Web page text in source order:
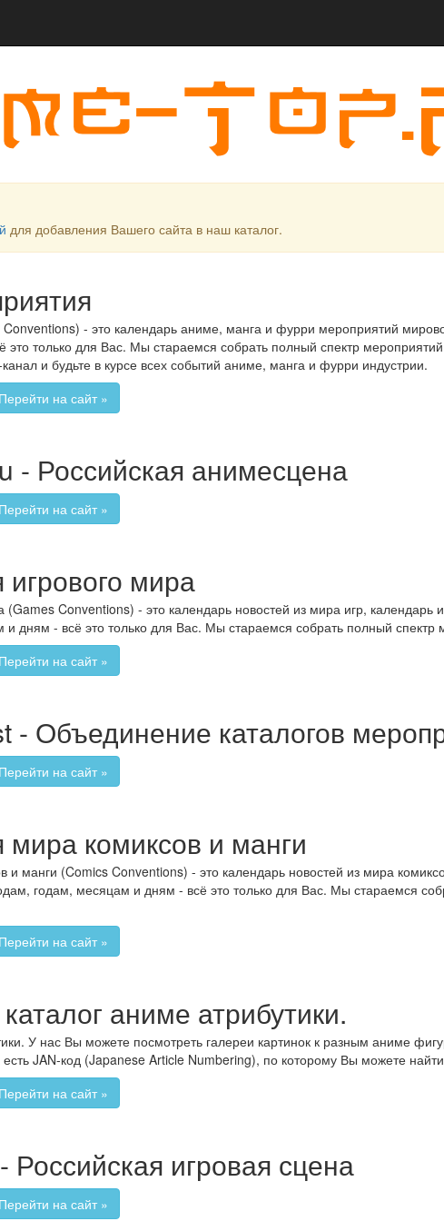
для добавления Вашего сайта в наш каталог.
- это календарь аниме, манга и фурри мероприятий
это только для Вас. Мы стараемся собрать полный спектр
и будьте в курсе всех событий аниме, манга и фурри индустрии.
Перейти на сайт »
- Российская анимесцена
Перейти на сайт »
мира
Conventions) - это календарь новостей из мира игр,
дням - всё это только для Вас. Мы стараемся собрать полный
Перейти на сайт »
- Объединение каталогов
Перейти на сайт »
комиксов и манги
манги (Comics Conventions) - это календарь новостей из мира
годам, месяцам и дням - всё это только для Вас. Мы стараемся
Перейти на сайт »
аниме атрибутики.
У нас Вы можете посмотреть галереи картинок к разным аниме
есть JAN-код (Japanese Article Numbering), по которому Вы можете
Перейти на сайт »
Российская игровая сцена
Перейти на сайт »